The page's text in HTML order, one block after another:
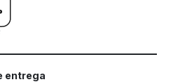
entrega